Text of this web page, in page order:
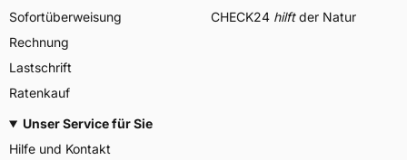
Sofortüberweisung
Rechnung
Lastschrift
Ratenkauf
CHECK24 hilftder Natur
Unser Service für Sie
Hilfe und Kontakt